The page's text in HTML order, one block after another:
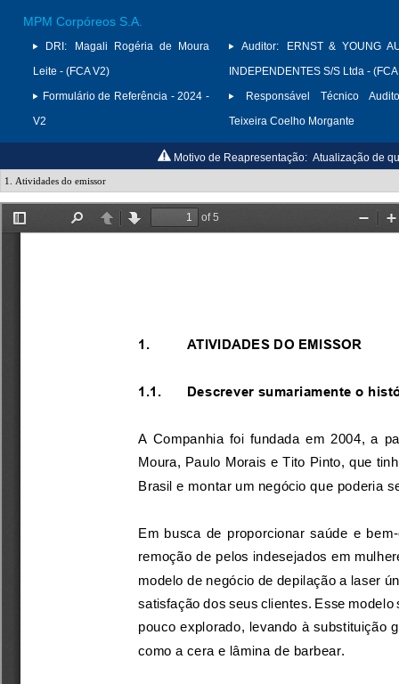
MPM Corpóreos S.A.
DRI:
Magali Rogéria de Moura
Leite - (FCA V2)
Formulário de Referência - 2024 -
V2
Auditor:
ERNST & YOUNG
INDEPENDENTES S/S Ltda -
Responsável Técnico
Teixeira Coelho Morgante
Motivo de Reapresentação: Atualização de